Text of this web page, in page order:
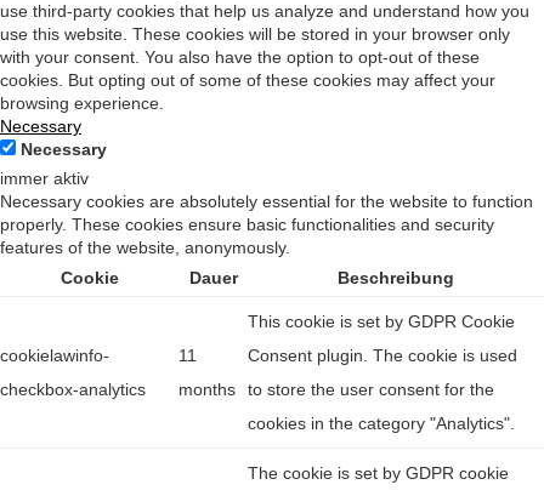
use third-party cookies that help us analyze and understand how you
use this website. These cookies will be stored in your browser only
with your consent. You also have the option to opt-out of these
cookies. But opting out of some of these cookies may affect your
browsing experience.
Necessary
Necessary
immer aktiv
Necessary cookies are absolutely essential for the website to function
properly. These cookies ensure basic functionalities and security
features of the website, anonymously.
Cookie
Dauer Beschreibung
cookielawinfo-
checkbox-analytics
11
months
This cookie is set by GDPR Cookie
Consent plugin. The cookie is used
to store the user consent for the
cookies in the category "Analytics".
The cookie is set by GDPR cookie